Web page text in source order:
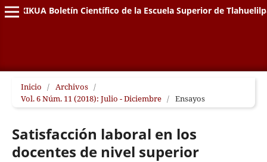
XIKUA Boletín Científico de la Escuela Superior de
Inicio / Archivos /
Vol. 6 Núm. 11 (2018): Julio - Diciembre / Ensayos
Satisfacción laboral en los
docentes de nivel superior